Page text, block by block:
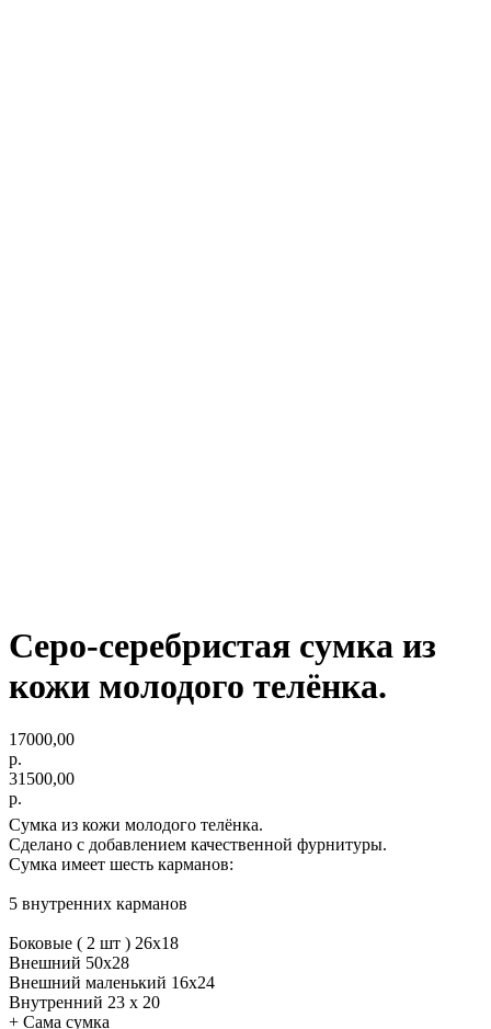
Серо-серебристая сумка из
кожи молодого телёнка.
17000,00
р.
31500,00
р.
Сумка из кожи молодого телёнка.
Сделано с добавлением качественной фурнитуры.
Сумка имеет шесть карманов:
5 внутренних карманов
Боковые ( 2 шт ) 26х18
Внешний 50х28
Внешний маленький 16х24
Внутренний 23 х 20
+ Сама сумка